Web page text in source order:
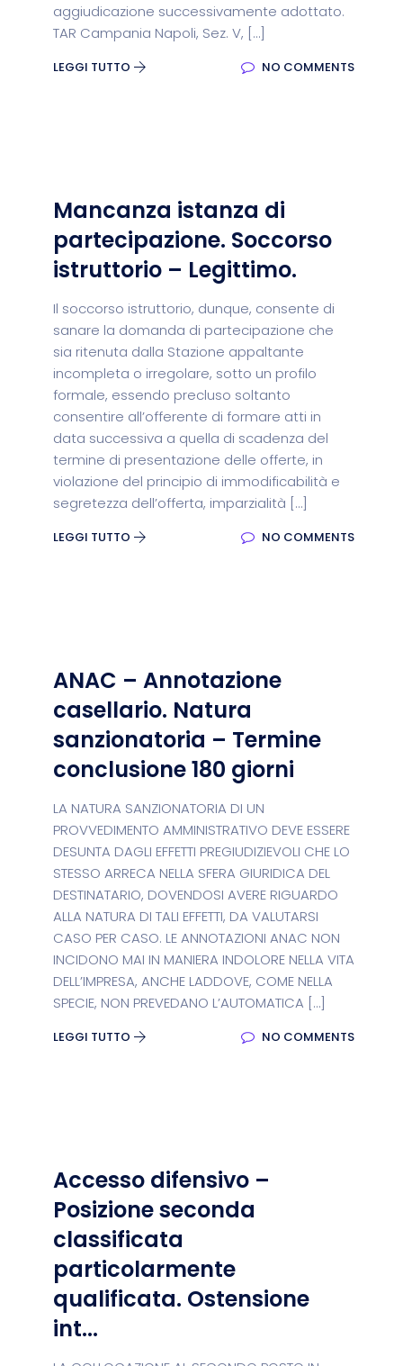
aggiudicazione successivamente adottato.
TAR Campania Napoli, Sez. V, […]
LEGGI TUTTO NO COMMENTS
Mancanza istanza di
partecipazione. Soccorso
istruttorio – Legittimo.
Il soccorso istruttorio, dunque, consente di
sanare la domanda di partecipazione che
sia ritenuta dalla Stazione appaltante
incompleta o irregolare, sotto un profilo
formale, essendo precluso soltanto
consentire all’offerente di formare atti in
data successiva a quella di scadenza del
termine di presentazione delle offerte, in
violazione del principio di immodificabilità e
segretezza dell’offerta, imparzialità […]
LEGGI TUTTO NO COMMENTS
ANAC – Annotazione
casellario. Natura
sanzionatoria – Termine
conclusione 180 giorni
LA NATURA SANZIONATORIA DI UN
PROVVEDIMENTO AMMINISTRATIVO DEVE ESSERE
DESUNTA DAGLI EFFETTI PREGIUDIZIEVOLI CHE LO
STESSO ARRECA NELLA SFERA GIURIDICA DEL
DESTINATARIO, DOVENDOSI AVERE RIGUARDO
ALLA NATURA DI TALI EFFETTI, DA VALUTARSI
CASO PER CASO. LE ANNOTAZIONI ANAC NON
INCIDONO MAI IN MANIERA INDOLORE NELLA VITA
DELL’IMPRESA, ANCHE LADDOVE, COME NELLA
SPECIE, NON PREVEDANO L’AUTOMATICA […]
LEGGI TUTTO NO COMMENTS
Accesso difensivo –
Posizione seconda
classificata
particolarmente
qualificata. Ostensione
int...